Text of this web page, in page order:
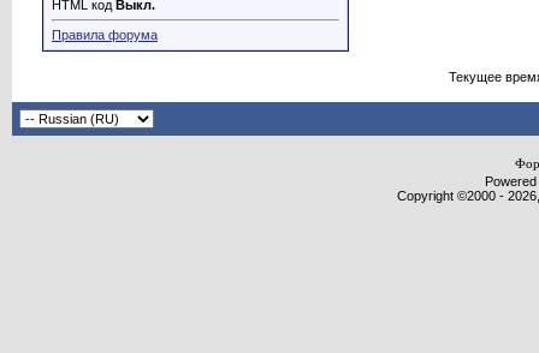
HTML код Выкл.
Правила форума
Текущее
Copyright ©2000 -